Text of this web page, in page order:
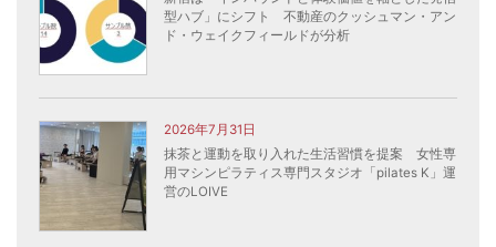
型ハブ」にシフト 不動産のクッシュマン・アン
ド・ウェイクフィールドが分析
2026年7月31日
抹茶と運動を取り入れた生活習慣を提案 女性専
用マシンピラティス専門スタジオ「pilates K」運
営のLOIVE